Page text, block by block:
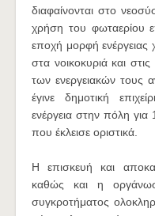
διαφαίνονται στο
χρήση του φωταερίου
εποχή μορφή
στα νοικοκυριά και
των ενεργειακών τους
έγινε δημοτική
ενέργεια στην πόλη
που έκλεισε οριστικά.
Η επισκευή και
καθώς και η
συγκροτήματος